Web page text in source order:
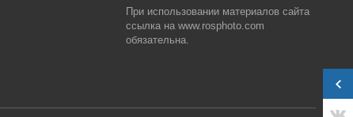
При использовании материалов сайта
ссылка на www.rosphoto.com
обязательна.